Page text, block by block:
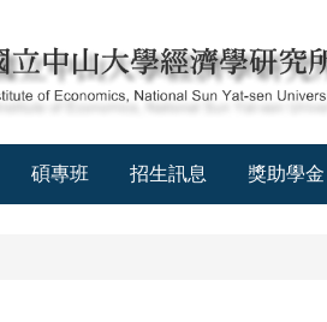
碩專班 招生訊息 獎助學金